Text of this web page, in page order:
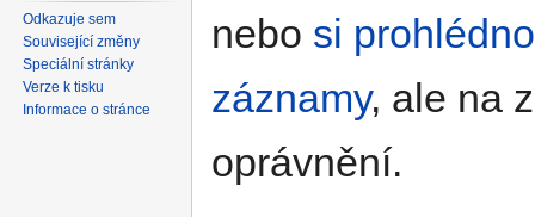
nebo si
záznamy, ale na
oprávnění.
Odkazuje sem
Související změny
Speciální stránky
Verze k tisku
Informace o stránce